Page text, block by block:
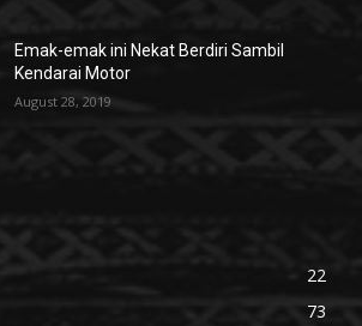
Emak-emak ini Nekat Berdiri Sambil
Kendarai Motor
August 28, 2019
22
73